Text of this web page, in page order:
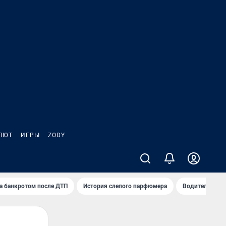
ИГРЫ ZODY
банкротом после ДТП История слепого парфюмера Водители